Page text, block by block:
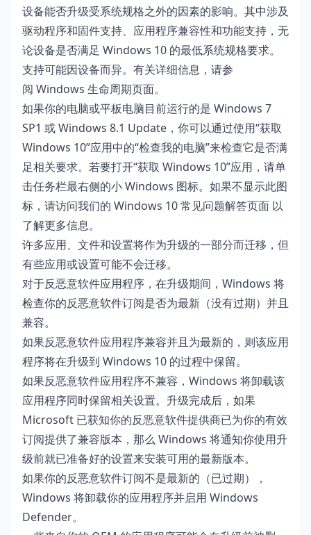
设备能否升级受系统规格之外的因素的影响。其中涉及
驱动程序和固件支持、应用程序兼容性和功能支持，无
论设备是否满足 Windows 10 的最低系统规格要求。
支持可能因设备而异。有关详细信息，请参
阅 Windows 生命周期页面。
如果你的电脑或平板电脑目前运行的是 Windows 7
SP1 或 Windows 8.1 Update，你可以通过使用“获取
Windows 10”应用中的“检查我的电脑”来检查它是否满
足相关要求。若要打开“获取 Windows 10”应用，请单
击任务栏最右侧的小 Windows 图标。如果不显示此图
标，请访问我们的 Windows 10 常见问题解答页面 以
了解更多信息。
许多应用、文件和设置将作为升级的一部分而迁移，但
有些应用或设置可能不会迁移。
对于反恶意软件应用程序，在升级期间，Windows 将
检查你的反恶意软件订阅是否为最新（没有过期）并且
兼容。
如果反恶意软件应用程序兼容并且为最新的，则该应用
程序将在升级到 Windows 10 的过程中保留。
如果反恶意软件应用程序不兼容，Windows 将卸载该
应用程序同时保留相关设置。升级完成后，如果
Microsoft 已获知你的反恶意软件提供商已为你的有效
订阅提供了兼容版本，那么 Windows 将通知你使用升
级前就已准备好的设置来安装可用的最新版本。
如果你的反恶意软件订阅不是最新的（已过期），
Windows 将卸载你的应用程序并启用 Windows
Defender。